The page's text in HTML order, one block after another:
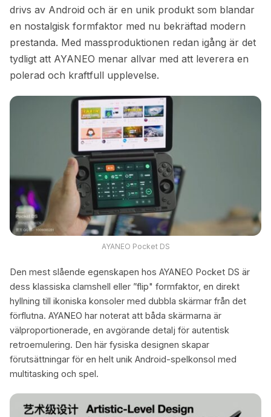
drivs av Android och är en unik produkt som blandar
en nostalgisk formfaktor med nu bekräftad modern
prestanda. Med massproduktionen redan igång är det
tydligt att AYANEO menar allvar med att leverera en
polerad och kraftfull upplevelse.
AYANEO Pocket DS
Den mest slående egenskapen hos AYANEO Pocket DS är
dess klassiska clamshell eller ”flip" formfaktor, en direkt
hyllning till ikoniska konsoler med dubbla skärmar från det
förflutna. AYANEO har noterat att båda skärmarna är
välproportionerade, en avgörande detalj för autentisk
retroemulering. Den här fysiska designen skapar
förutsättningar för en helt unik Android-spelkonsol med
multitasking och spel.